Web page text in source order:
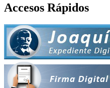
Accesos Rápidos